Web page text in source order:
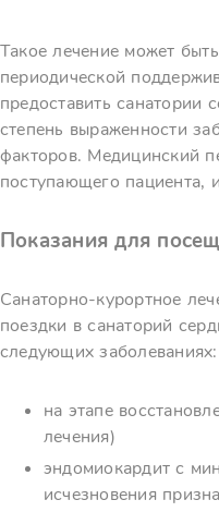
Такое лечение может
периодической
предоставить санатории
степень выраженности
факторов. Медицинский
поступающего пациента,
Показания для
Санаторно-курортное
поездки в санаторий
следующих заболеваниях:
на этапе
лечения)
эндомиокардит с
исчезновения